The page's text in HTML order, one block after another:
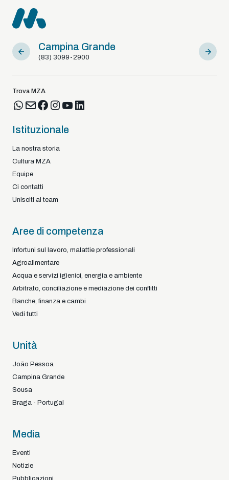
Campina Grande
(83) 3099-2900
Sousa
(83)
Trova MZA
Istituzionale
La nostra storia
Cultura MZA
Equipe
Ci contatti
Unisciti al team
Aree di competenza
Infortuni sul lavoro, malattie professionali
Agroalimentare
Acqua e servizi igienici, energia e ambiente
Arbitrato, conciliazione e mediazione dei conflitti
Banche, finanza e cambi
Vedi tutti
Unità
João Pessoa
Campina Grande
Sousa
Braga - Portugal
Media
Eventi
Notizie
Pubblicazioni